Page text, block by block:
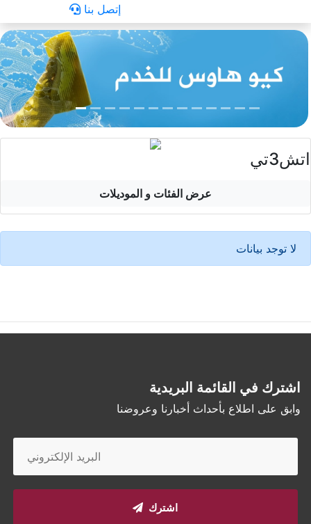
إتصل بنا
اتش3تي
عرض الفئات و الموديلات
لا توجد بيانات
اشترك في القائمة البريدية
وابق على اطلاع بأحداث أخبارنا وعروضنا
اشترك